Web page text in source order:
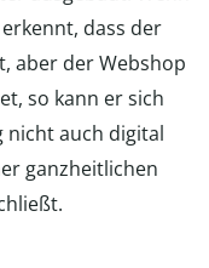
dass der
aber der Webshop
so kann er sich
nicht auch digital
ganzheitlichen